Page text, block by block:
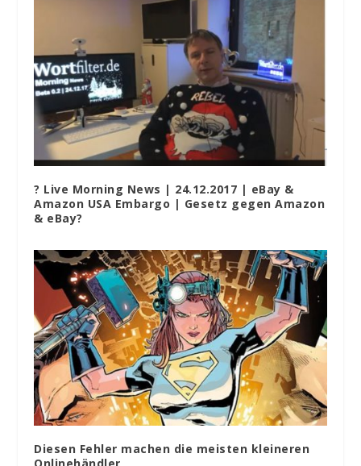
? Live Morning News | 24.12.2017 | eBay &
Amazon USA Embargo | Gesetz gegen Amazon
& eBay?
Diesen Fehler machen die meisten kleineren